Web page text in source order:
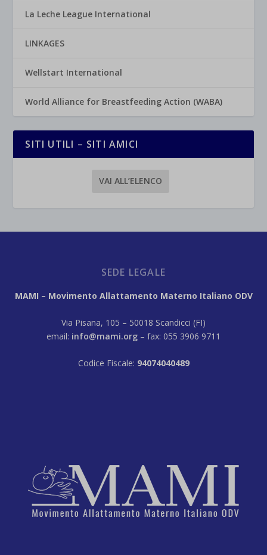
La Leche League International
LINKAGES
Wellstart International
World Alliance for Breastfeeding Action (WABA)
SITI UTILI – SITI AMICI
VAI ALL’ELENCO
SEDE LEGALE
MAMI – Movimento Allattamento Materno Italiano ODV
Via Pisana, 105 – 50018 Scandicci (FI)
email: info@mami.org – fax: 055 3906 9711
Codice Fiscale: 94074040489